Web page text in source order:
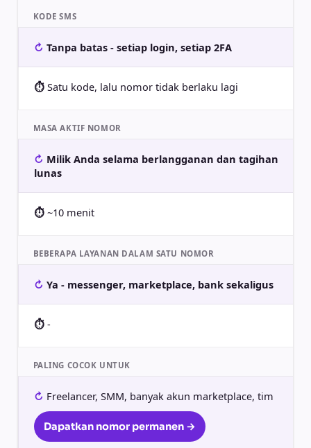
KODE SMS
Tanpa batas - setiap login, setiap 2FA
Satu kode, lalu nomor tidak berlaku lagi
MASA AKTIF NOMOR
Milik Anda selama berlangganan dan tagihan
lunas
~10 menit
BEBERAPA LAYANAN DALAM SATU NOMOR
Ya - messenger, marketplace, bank sekaligus
-
PALING COCOK UNTUK
Freelancer, SMM, banyak akun marketplace, tim
Dapatkan nomor permanen →